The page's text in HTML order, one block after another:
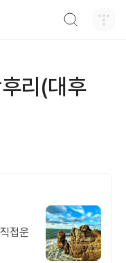
리(대후
접운